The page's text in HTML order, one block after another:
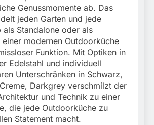
Genussmomente ab. Das
jeden Garten und jede
als Standalone oder als
einer modernen Outdoorküche
Funktion. Mit Optiken in
Edelstahl und individuell
Unterschränken in Schwarz,
Darkgrey verschmilzt der
und Technik zu einer
die jede Outdoorküche zu
Statement macht.